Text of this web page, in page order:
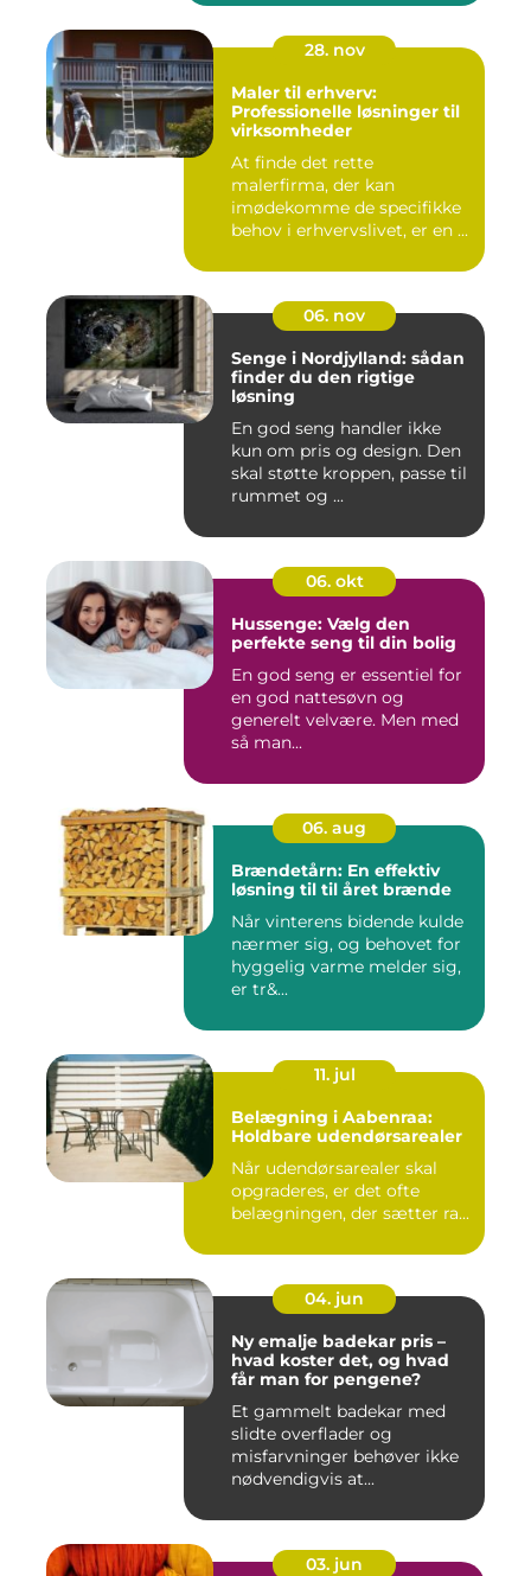
28. nov
Maler til erhverv:
Professionelle løsninger til
virksomheder
At finde det rette
malerfirma, der kan
imødekomme de specifikke
behov i erhvervslivet, er en ...
06. nov
Senge i Nordjylland: sådan
finder du den rigtige
løsning
En god seng handler ikke
kun om pris og design. Den
skal støtte kroppen, passe til
rummet og ...
06. okt
Hussenge: Vælg den
perfekte seng til din bolig
En god seng er essentiel for
en god nattesøvn og
generelt velvære. Men med
så man...
06. aug
Brændetårn: En effektiv
løsning til til året brænde
Når vinterens bidende kulde
nærmer sig, og behovet for
hyggelig varme melder sig,
er tr&...
11. jul
Belægning i Aabenraa:
Holdbare udendørsarealer
Når udendørsarealer skal
opgraderes, er det ofte
belægningen, der sætter ra...
04. jun
Ny emalje badekar pris –
hvad koster det, og hvad
får man for pengene?
Et gammelt badekar med
slidte overflader og
misfarvninger behøver ikke
nødvendigvis at...
03. jun